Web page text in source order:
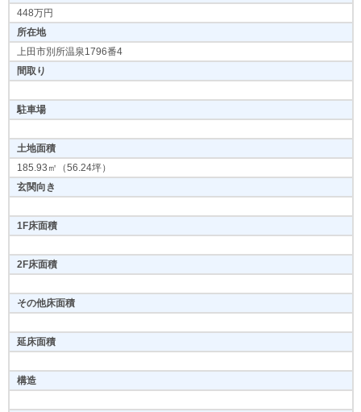
448万円
所在地
上田市別所温泉1796番4
間取り
駐車場
土地面積
185.93㎡（56.24坪）
玄関向き
1F床面積
2F床面積
その他床面積
延床面積
構造